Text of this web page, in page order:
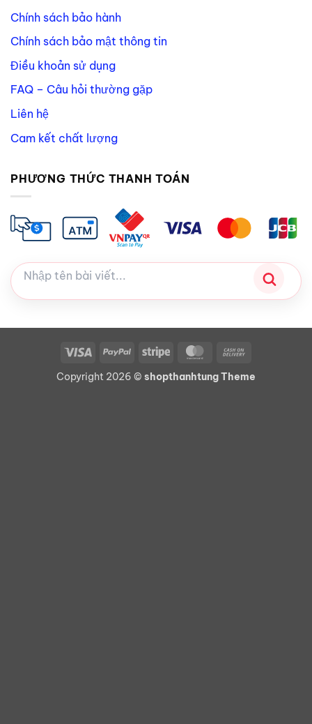
Chính sách bảo hành
Chính sách bảo mật thông tin
Điều khoản sử dụng
FAQ – Câu hỏi thường gặp
Liên hệ
Cam kết chất lượng
PHƯƠNG THỨC THANH TOÁN
Visa PayPal Stripe MasterCard
Delivery
Copyright 2026 © shopthanhtung Theme